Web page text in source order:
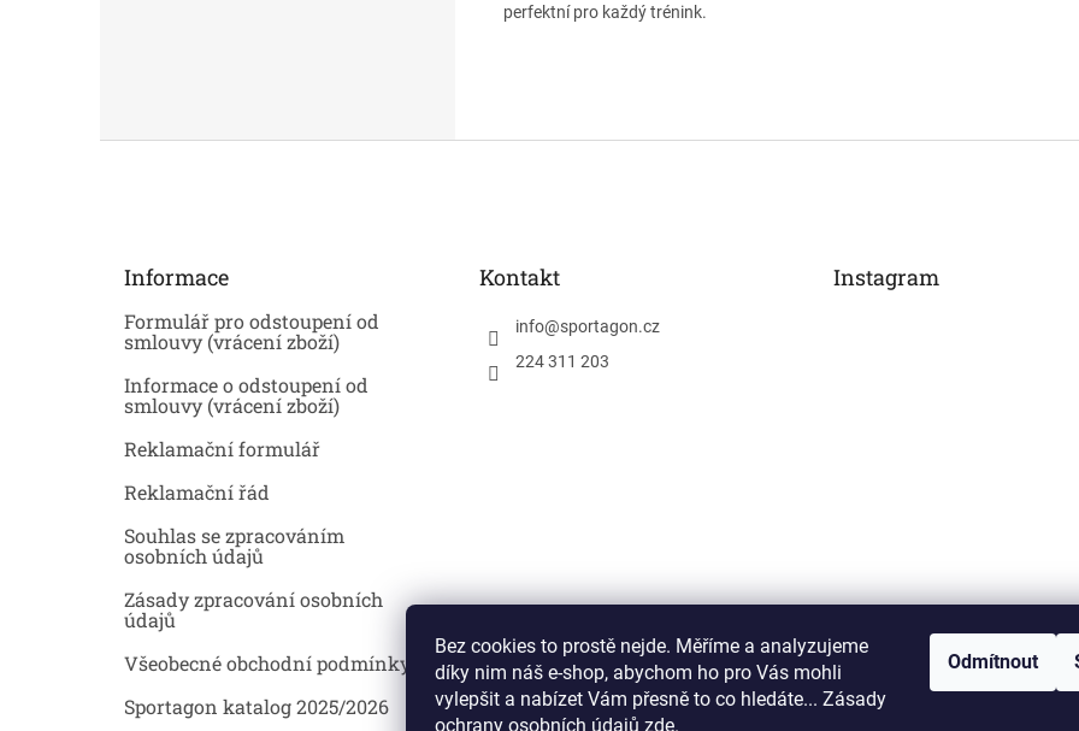
Bez cookies to prostě nejde. Měříme a analyzujeme
díky nim náš e-shop, abychom ho pro Vás mohli
vylepšit a nabízet Vám přesně to co hledáte... Zásady
ochrany osobních údajů zde.
Odmítnout
perfektní pro každý trénink.
Informace
Formulář pro odstoupení od
smlouvy (vrácení zboží)
Informace o odstoupení od
smlouvy (vrácení zboží)
Reklamační formulář
Reklamační řád
Souhlas se zpracováním
osobních údajů
Zásady zpracování osobních
údajů
Všeobecné obchodní podmínky
Sportagon katalog 2025/2026
Kontakt
info@sportagon.cz
224 311 203
Instagram
Sledovat na